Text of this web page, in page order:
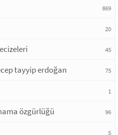
869
20
45
tayyip erdoğan 75
1
özgürlüğü 96
5